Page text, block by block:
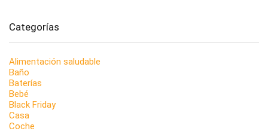
Categorías
Alimentación saludable
Baño
Baterías
Bebé
Black Friday
Casa
Coche